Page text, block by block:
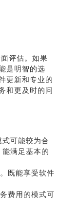
评估。如果
是明智的选
更新和专业的
和更及时的问
可能较为合
满足基本的
既能享受软件
费用的模式可